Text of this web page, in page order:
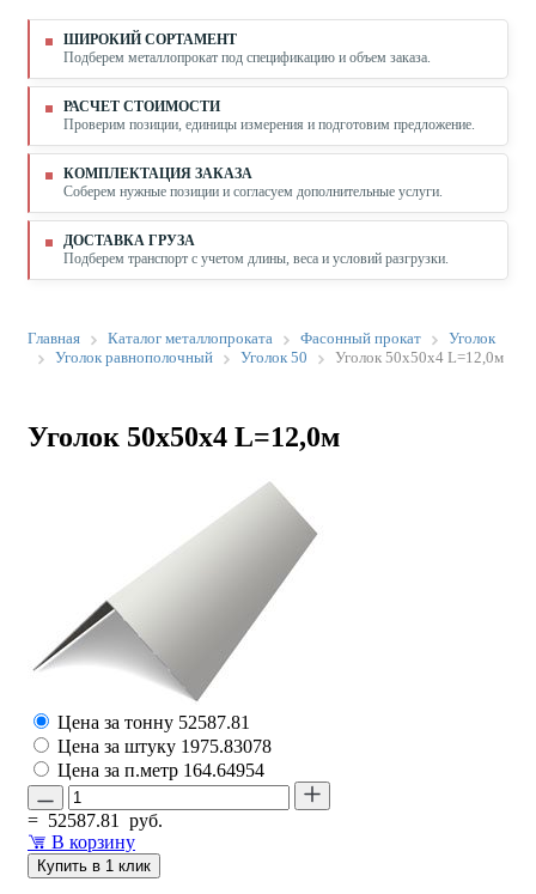
ШИРОКИЙ СОРТАМЕНТ
Подберем металлопрокат под спецификацию и объем заказа.
РАСЧЕТ СТОИМОСТИ
Проверим позиции, единицы измерения и подготовим предложение.
КОМПЛЕКТАЦИЯ ЗАКАЗА
Соберем нужные позиции и согласуем дополнительные услуги.
ДОСТАВКА ГРУЗА
Подберем транспорт с учетом длины, веса и условий разгрузки.
Главная Каталог металлопроката Фасонный прокат
Уголок
Уголок равнополочный
Уголок 50 Уголок 50х50х4 L=12,0м
Уголок 50х50х4 L=12,0м
Цена за тонну 52587.81
Цена за штуку 1975.83078
Цена за п.метр 164.64954
= 52587.81
руб.
В корзину
Купить в 1 клик